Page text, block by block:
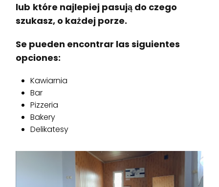
lub które najlepiej pasują do czego
szukasz, o każdej porze.
Se pueden encontrar las siguientes
opciones:
Kawiarnia
Bar
Pizzeria
Bakery
Delikatesy